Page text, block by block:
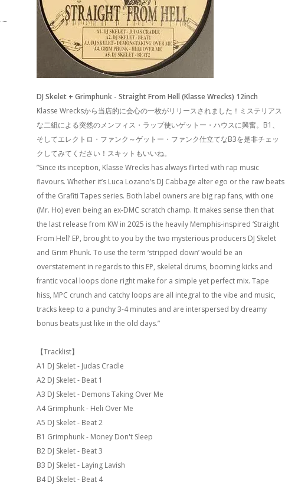
DJ Skelet + Grimphunk - Straight From Hell (Klasse Wrecks) 12inch
Klasse Wrecksから当店的に会心の一枚がリリースされました！ミステリアス
な二組による突然のメンフィス・ラップ使いゲットー・ハウスに興奮。B1、
そしてエレクトロ・ファンク～ゲットー・ファンク仕立てなB3を是非チェッ
クしてみてください！スキットもいいね。
”Since its inception, Klasse Wrecks has always flirted with rap music
flavours. Whether it’s Luca Lozano’s DJ Cabbage alter ego or the raw beats
of the Grafiti Tapes series. Both label owners are big rap fans, with one
(Mr. Ho) even being an ex-DMC scratch champ. It makes sense then that
the last release from KW in 2025 is the heavily Memphis-inspired ‘Straight
From Hell’ EP, brought to you by the two mysterious producers DJ Skelet
and Grim Phunk. To use the term ‘stripped down’ would be an
overstatement in regards to this EP, skeletal drums, booming kicks and
frantic vocal loops done right make for a simple yet perfect mix. Tape
hiss, MPC crunch and catchy loops are all integral to the vibe and music,
tracks keep to a punchy 3-4 minutes and are interspersed by dreamy
bonus beats just like in the old days.”
【Tracklist】
A1 DJ Skelet - Judas Cradle
A2 DJ Skelet - Beat 1
A3 DJ Skelet - Demons Taking Over Me
A4 Grimphunk - Heli Over Me
A5 DJ Skelet - Beat 2
B1 Grimphunk - Money Don't Sleep
B2 DJ Skelet - Beat 3
B3 DJ Skelet - Laying Lavish
B4 DJ Skelet - Beat 4